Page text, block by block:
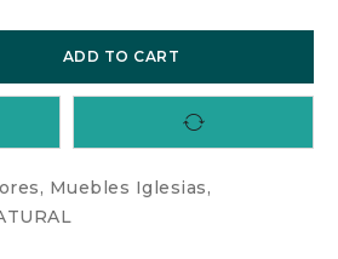
ADD TO CART
, Muebles Iglesias,